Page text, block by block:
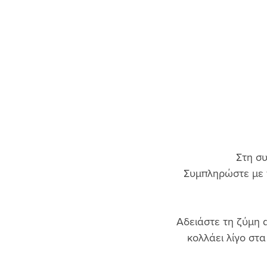
Στη
Συμπληρώστε με
Αδειάστε τη ζύμη
κολλάει λίγο